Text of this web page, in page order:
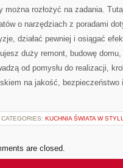
można rozłożyć na zadania.
o narzędziach z poradami
działać pewniej i osiągać
duży remont, budowę
od pomysłu do realizacji,
na jakość,
CATEGORIES: KUCHNIA ŚWIATA W
are closed.